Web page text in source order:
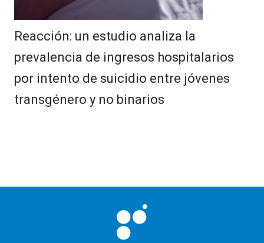
Reacción: un estudio analiza la
prevalencia de ingresos hospitalarios
por intento de suicidio entre jóvenes
transgénero y no binarios